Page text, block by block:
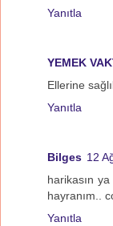
Yanıtla
YEMEK
Ellerine
Yanıtla
Bilges 12
harikasın
hayranım..
Yanıtla